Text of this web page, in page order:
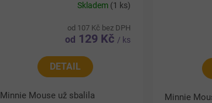
Skladem (1 ks)
od 107 Kč bez DPH
od 129 Kč / ks
DETAIL
Minnie Mouse už sbalila
Minnie